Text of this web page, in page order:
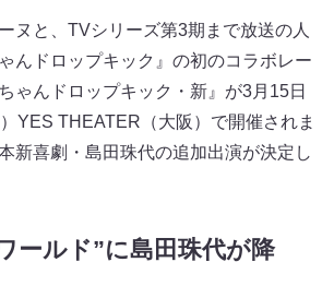
ヌと、TVシリーズ第3期まで放送の人
んドロップキック』の初のコラボレー
ゃんドロップキック・新』が3月15日
YES THEATER（大阪）で開催されま
新喜劇・島田珠代の追加出演が決定し
ールド”に島田珠代が降